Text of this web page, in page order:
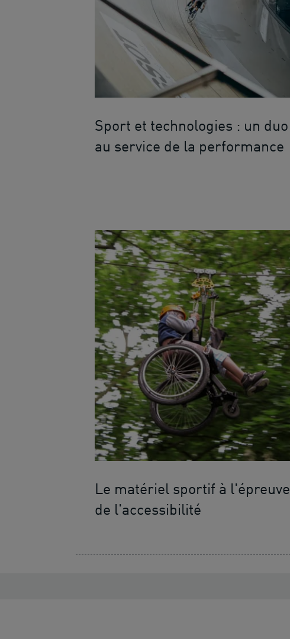
Sport et technologies : un duo
au service de la performance
Le matériel sportif à l'épreuve
de l'accessibilité